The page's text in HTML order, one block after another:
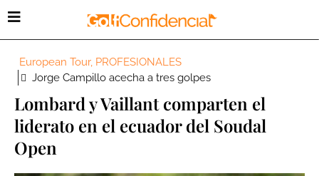
European Tour, PROFESIONALES
Jorge Campillo acecha a tres golpes
Lombard y Vaillant comparten el
liderato en el ecuador del Soudal
Open